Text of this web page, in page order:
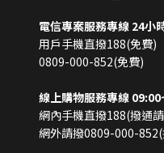
電信專案服務專線 24小
用戶手機直撥188(免費)
0809-000-852(免費)
線上購物服務專線
網內手機直撥188(撥通
網外請撥0809-000-